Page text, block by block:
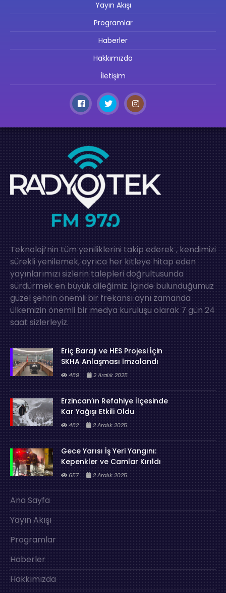
Yayın Akışı
Programlar
Haberler
Hakkımızda
İletişim
Teknoloji’nin tüm yeniliklerini takip ederek , kendimizi
sürekli yenilemek, ayrıca her kitleye hitap eden
yayınlarımızı sizlerin talepleri doğrultusunda
sürdürmek en büyük dileğimiz. İçinde bulunduğumuz
güzel şehrin önemli bir frekansı aynı zamanda
ülkemizin önemli bir medya kuruluşu olarak 7 gün 24
saat sizlerleyiz.
Eriç Barajı ve HES Projesi İçin
SKHA Anlaşması İmzalandı
489 2 Aralık 2025
Erzincan’ın Refahiye İlçesinde
Kar Yağışı Etkili Oldu
482 2 Aralık 2025
Gece Yarısı İş Yeri Yangını:
Kepenkler ve Camlar Kırıldı
657 2 Aralık 2025
Ana Sayfa
Yayın Akışı
Programlar
Haberler
Hakkımızda